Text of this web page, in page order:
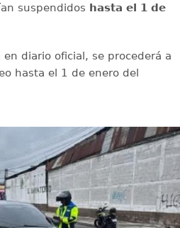
suspendidos hasta el 1 de
diario oficial, se procederá a
hasta el 1 de enero del